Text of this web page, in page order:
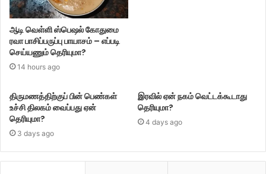
ஆடி வெள்ளி ஸ்பெஷல் கோதுமை
ரவா பாசிப்பருப்பு பாயாசம் – எப்படி
செய்யணும் தெரியுமா?
14 hours ago
திருமணத்திற்குப் பின் பெண்கள்
உச்சி திலகம் வைப்பது ஏன்
தெரியுமா?
3 days ago
இரவில் ஏன் நகம் வெட்டக்கூடாது
தெரியுமா?
4 days ago